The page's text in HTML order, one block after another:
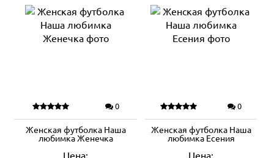
0
Женская футболка Наша
любимка Женечка
Цена:
0
Женская футболка Наша
любимка Есения
Цена: